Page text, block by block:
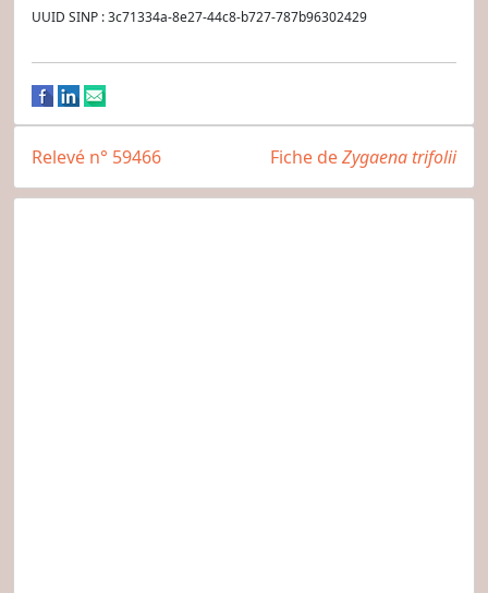
UUID SINP : 3c71334a-8e27-44c8-b727-787b96302429
Fiche deZygaena trifolii
Relevé n° 59466